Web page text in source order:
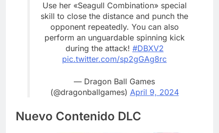
Use her «Seagull Combination» special
skill to close the distance and punch the
opponent repeatedly. You can also
perform an unguardable spinning kick
during the attack! #DBXV2
pic.twitter.com/sp2gGAg8rc
— Dragon Ball Games
(@dragonballgames) April 9, 2024
Nuevo Contenido DLC